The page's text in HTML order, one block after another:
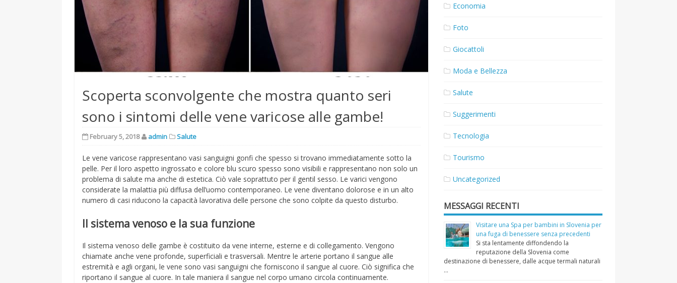
Scoperta sconvolgente che mostra quanto seri
sono i sintomi delle vene varicose alle gambe!
February 5, 2018 admin Salute
Le vene varicose rappresentano vasi sanguigni gonfi che spesso si trovano immediatamente sotto la
pelle. Per il loro aspetto ingrossato e colore blu scuro spesso sono visibili e rappresentano non solo un
problema di salute ma anche di estetica. Ciò vale soprattuto per il gentil sesso. Le varici vengono
considerate la malattia più diffusa dell’uomo contemporaneo. Le vene diventano dolorose e in un alto
numero di casi riducono la capacità lavorativa delle persone che sono colpite da questo disturbo.
Il sistema venoso e la sua funzione
Il sistema venoso delle gambe è costituito da vene interne, esterne e di collegamento. Vengono
chiamate anche vene profonde, superficiali e trasversali. Mentre le arterie portano il sangue alle
estremità e agli organi, le vene sono vasi sanguigni che forniscono il sangue al cuore. Ciò significa che
riportano il sangue al cuore. In tale maniera il sangue nel corpo umano circola continuamente.
Economia
Foto
Giocattoli
Moda e Bellezza
Salute
Suggerimenti
Tecnologia
Tourismo
Uncategorized
MESSAGGI RECENTI
Visitare una Spa per bambini in Slovenia per
una fuga di benessere senza precedenti
Si sta lentamente diffondendo la
reputazione della Slovenia come
destinazione di benessere, dalle acque termali naturali
…